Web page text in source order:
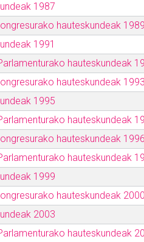
1987
hauteskundeak 1989
1991
hauteskundeak
hauteskundeak 1993
1995
hauteskundeak
hauteskundeak 1996
hauteskundeak
1999
hauteskundeak 2000
2003
hauteskundeak